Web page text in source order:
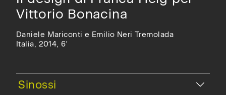
Vittorio Bonacina
Daniele Mariconti e Emilio Neri Tremolada
Italia, 2014, 6'